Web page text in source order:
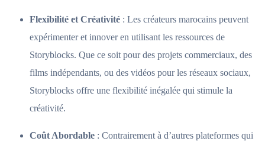
Flexibilité et Créativité : Les créateurs marocains peuvent
expérimenter et innover en utilisant les ressources de
Storyblocks. Que ce soit pour des projets commerciaux, des
films indépendants, ou des vidéos pour les réseaux sociaux,
Storyblocks offre une flexibilité inégalée qui stimule la
créativité.
Coût Abordable : Contrairement à d’autres plateformes qui